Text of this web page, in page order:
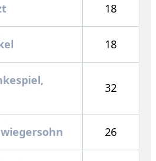
18
18
32
26